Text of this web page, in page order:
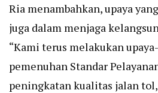
Ria menambahkan, upaya
juga dalam menjaga
“Kami terus melakukan
pemenuhan Standar
peningkatan kualitas jalan